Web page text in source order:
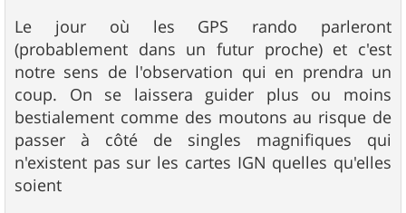
Le jour où les GPS rando parleront
(probablement dans un futur proche) et c'est
notre sens de l'observation qui en prendra un
coup. On se laissera guider plus ou moins
bestialement comme des moutons au risque de
passer à côté de singles magnifiques qui
n'existent pas sur les cartes IGN quelles qu'elles
soient